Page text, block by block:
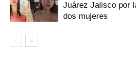
Juárez Jalisco por
dos mujeres